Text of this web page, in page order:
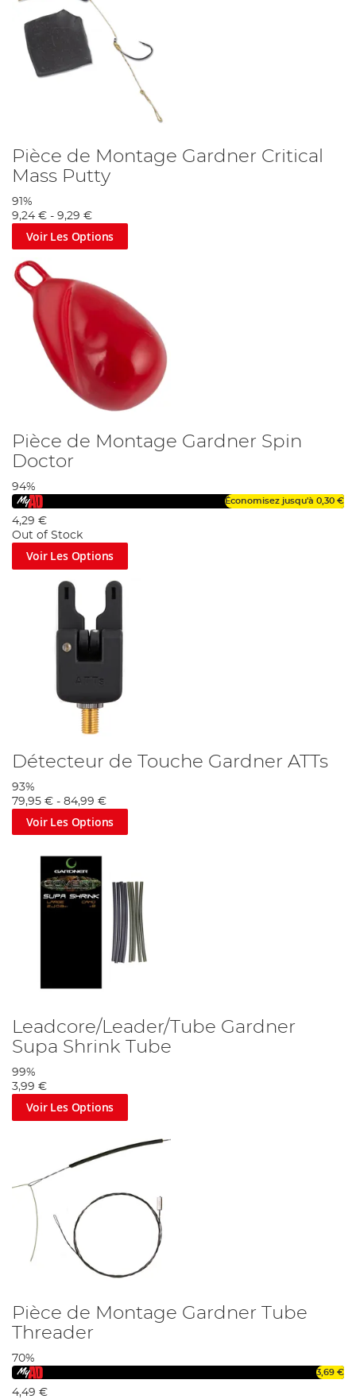
Pièce de Montage Gardner Critical
Mass Putty
91%
9,24 € - 9,29 €
Voir Les Options
Pièce de Montage Gardner Spin
Doctor
94%
Économisez jusqu'à 0,30 €
4,29 €
Out of Stock
Voir Les Options
Détecteur de Touche Gardner ATTs
93%
79,95 € - 84,99 €
Voir Les Options
Leadcore/Leader/Tube Gardner
Supa Shrink Tube
99%
3,99 €
Voir Les Options
Pièce de Montage Gardner Tube
Threader
70%
3,69 €
4,49 €